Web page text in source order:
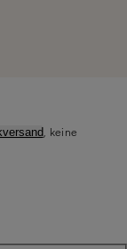
, keine